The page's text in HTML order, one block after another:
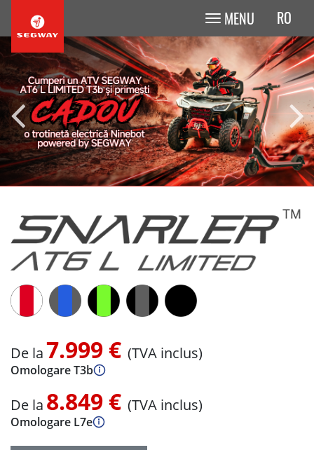
RO
MENU
De la7.999 € (TVA inclus)
Omologare T3b
De la 8.849 € (TVA inclus)
Omologare L7e